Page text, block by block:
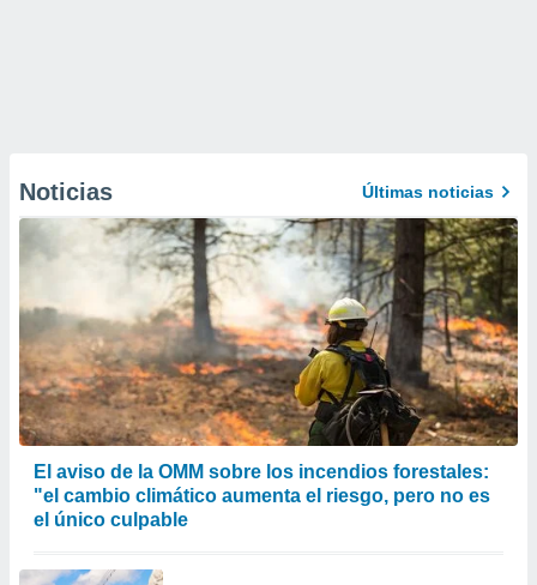
Noticias Últimas noticias
El aviso de la OMM sobre los incendios forestales:
"el cambio climático aumenta el riesgo, pero no es
el único culpable